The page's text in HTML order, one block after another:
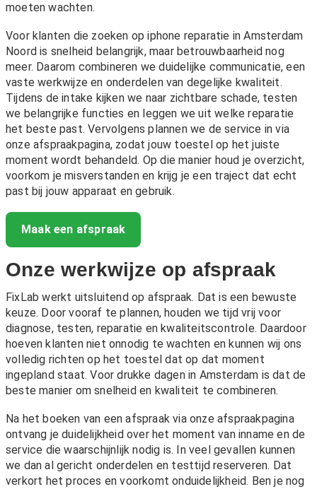
moeten wachten.
Voor klanten die zoeken op iphone reparatie in Amsterdam
Noord is snelheid belangrijk, maar betrouwbaarheid nog
meer. Daarom combineren we duidelijke communicatie, een
vaste werkwijze en onderdelen van degelijke kwaliteit.
Tijdens de intake kijken we naar zichtbare schade, testen
we belangrijke functies en leggen we uit welke reparatie
het beste past. Vervolgens plannen we de service in via
onze afspraakpagina, zodat jouw toestel op het juiste
moment wordt behandeld. Op die manier houd je overzicht,
voorkom je misverstanden en krijg je een traject dat echt
past bij jouw apparaat en gebruik.
Maak een afspraak
Onze werkwijze op afspraak
FixLab werkt uitsluitend op afspraak. Dat is een bewuste
keuze. Door vooraf te plannen, houden we tijd vrij voor
diagnose, testen, reparatie en kwaliteitscontrole. Daardoor
hoeven klanten niet onnodig te wachten en kunnen wij ons
volledig richten op het toestel dat op dat moment
ingepland staat. Voor drukke dagen in Amsterdam is dat de
beste manier om snelheid en kwaliteit te combineren.
Na het boeken van een afspraak via onze afspraakpagina
ontvang je duidelijkheid over het moment van inname en de
service die waarschijnlijk nodig is. In veel gevallen kunnen
we dan al gericht onderdelen en testtijd reserveren. Dat
verkort het proces en voorkomt onduidelijkheid. Ben je nog